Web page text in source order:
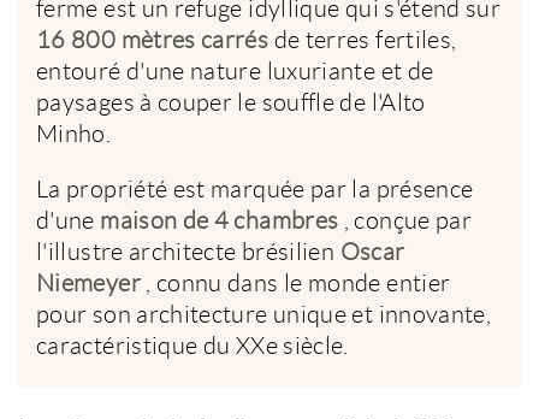
ferme est un refuge idyllique qui s'étend sur
16 800 mètres carrés de terres fertiles,
entouré d'une nature luxuriante et de
paysages à couper le souffle de l'Alto
Minho.
La propriété est marquée par la présence
d'une maison de 4 chambres , conçue par
l'illustre architecte brésilien Oscar
Niemeyer, connu dans le monde entier
pour son architecture unique et innovante,
caractéristique du XXe siècle.